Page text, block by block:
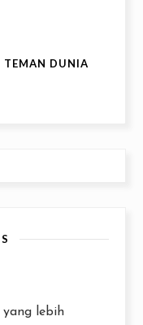
TEMAN DUNIA
lebih